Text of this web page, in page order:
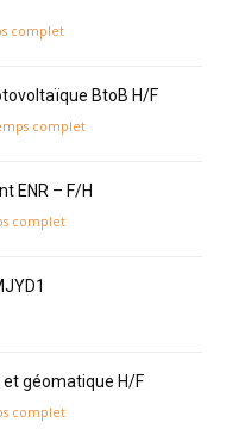
complet
BtoB H/F
complet
ENR – F/H
complet
géomatique H/F
complet